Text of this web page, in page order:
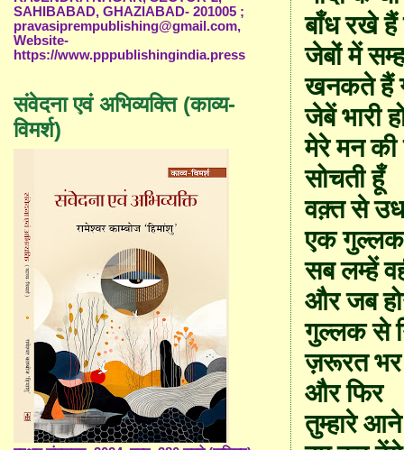
बाँध रखे
जेबों में
खनकते हैं
जेबें भारी
मेरे मन की
सोचती हूँ
वक़्त से
एक गुल्लक
सब लम्हें
और जब
गुल्लक से
ज़रूरत
और फिर
तुम्हारे
SAHIBABAD, GHAZIABAD- 201005 ;
pravasiprempublishing@gmail.com,
Website-
https://www.pppublishingindia.press
संवेदना एवं अभिव्यक्ति (काव्य-
विमर्श)